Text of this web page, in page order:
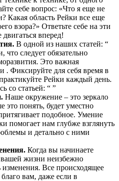
себе вопрос: «Что я еще не
Какая область Рейки все еще
взора?» Ответьте себе на эти
вперед!
В одной из наших статей: “
что следует обязательно
Это важная
. Фиксируйте для себя время в
Рейки каждый день.
со статьей: “ ”
Наше окружение – это зеркало
это понять, будет уместно
подобное. Умение
помогает нам глубже взглянуть
и детально с ними
Когда вы начинаете
вашей жизни неизбежно
Все происходящее
вам, даже если в